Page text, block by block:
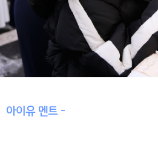
아이유 멘트 -